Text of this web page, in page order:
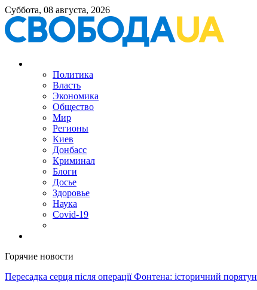
Суббота, 08 августа, 2026
Политика
Власть
Экономика
Общество
Мир
Регионы
Киев
Донбасс
Криминал
Блоги
Досье
Здоровье
Наука
Covid-19
Горячие новости
Пересадка серця після операції Фонтена: історичний